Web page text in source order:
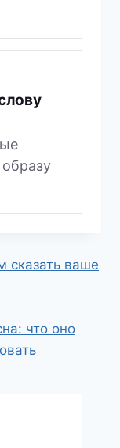
сказать ваше
что оно